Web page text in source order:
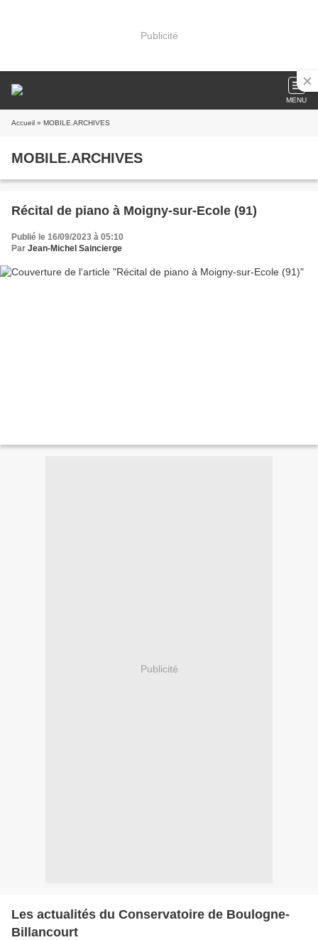
Publicité
MENU
Accueil » MOBILE.ARCHIVES
MOBILE.ARCHIVES
Récital de piano à Moigny-sur-Ecole (91)
Publié le 16/09/2023 à 05:10
Par Jean-Michel Saincierge
Publicité
Les actualités du Conservatoire de Boulogne-
Billancourt